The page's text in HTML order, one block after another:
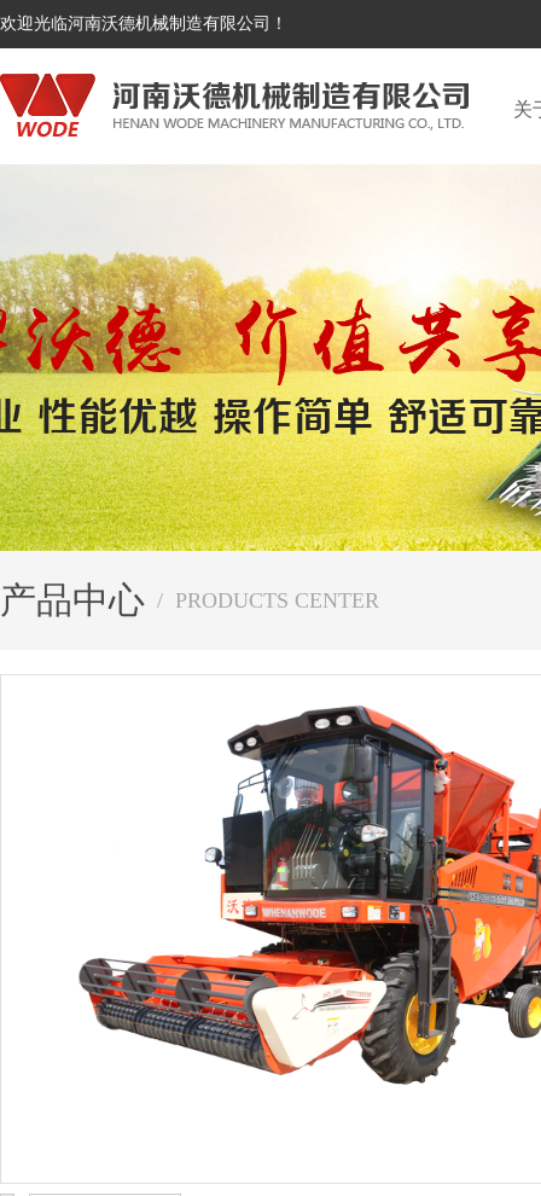
欢迎光临河南沃德机械制造有限公司！
关
沃德概况
国内发展
4HZL-2600型自走式花生捡拾收获机
4HJL-3型自走式花生捡拾收获机
4HJL-3A型自走式花生捡拾收获机
4YZQ-10A自走式
4YZB-4C型自走式
4YZB-3型自走式
产品中心 / PRODUCTS CENTER